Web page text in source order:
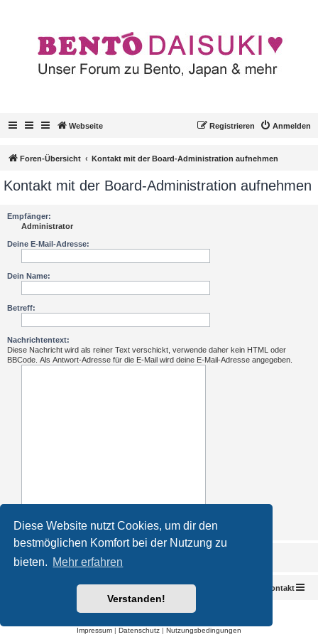
Diese Website nutzt Cookies, um dir den
bestmöglichen Komfort bei der Nutzung zu
bieten. Mehr erfahren
Verstanden!
Webseite Anmelden
Registrieren
Foren-Übersicht Kontakt mit der Board-Administration aufnehmen
Kontakt mit der Board-Administration aufnehmen
Empfänger:
Administrator
Deine E-Mail-Adresse:
Dein Name:
Betreff:
Nachrichtentext:
Diese Nachricht wird als reiner Text verschickt, verwende daher kein HTML oder
BBCode. Als Antwort-Adresse für die E-Mail wird deine E-Mail-Adresse angegeben.
Foren-Übersicht Kontakt
Powered byphpBB® Forum Software © phpBB Limited
Impressum | Datenschutz | Nutzungsbedingungen